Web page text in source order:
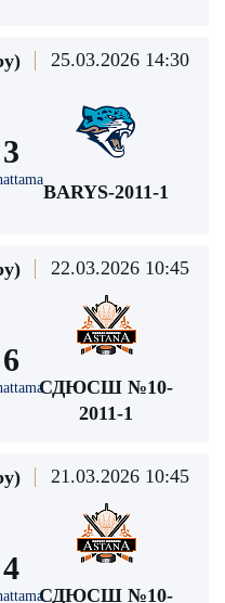
25.03.2026 14:30
3
BARYS-2011-1
22.03.2026 10:45
6
СДЮСШ №10-
2011-1
21.03.2026 10:45
4
СДЮСШ №10-